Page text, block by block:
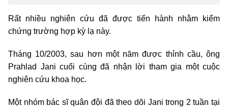
Rất nhiều nghiên cứu đã được tiến hành nhằm kiểm
chứng trường hợp kỳ lạ này.
Tháng 10/2003, sau hơn một năm được thỉnh cầu, ông
Prahlad Jani cuối cùng đã nhận lời tham gia một cuộc
nghiên cứu khoa học.
Một nhóm bác sĩ quân đội đã theo dõi Jani trong 2 tuần tại